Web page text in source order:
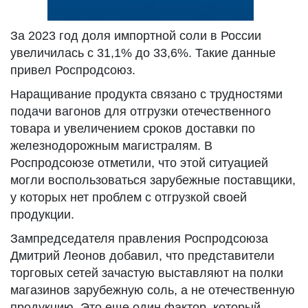
За 2023 год доля импортной соли в России
увеличилась с 31,1% до 33,6%. Такие данные
привел Роспродсоюз.
Наращивание продукта связано с трудностями
подачи вагонов для отгрузки отечественного
товара и увеличением сроков доставки по
железнодорожным магистралям. В
Роспродсоюзе отметили, что этой ситуацией
могли воспользоваться зарубежные поставщики,
у которых нет проблем с отгрузкой своей
продукции.
Зампредседателя правления Роспродсоюза
Дмитрий Леонов добавил, что представители
торговых сетей зачастую выставляют на полки
магазинов зарубежную соль, а не отечественную